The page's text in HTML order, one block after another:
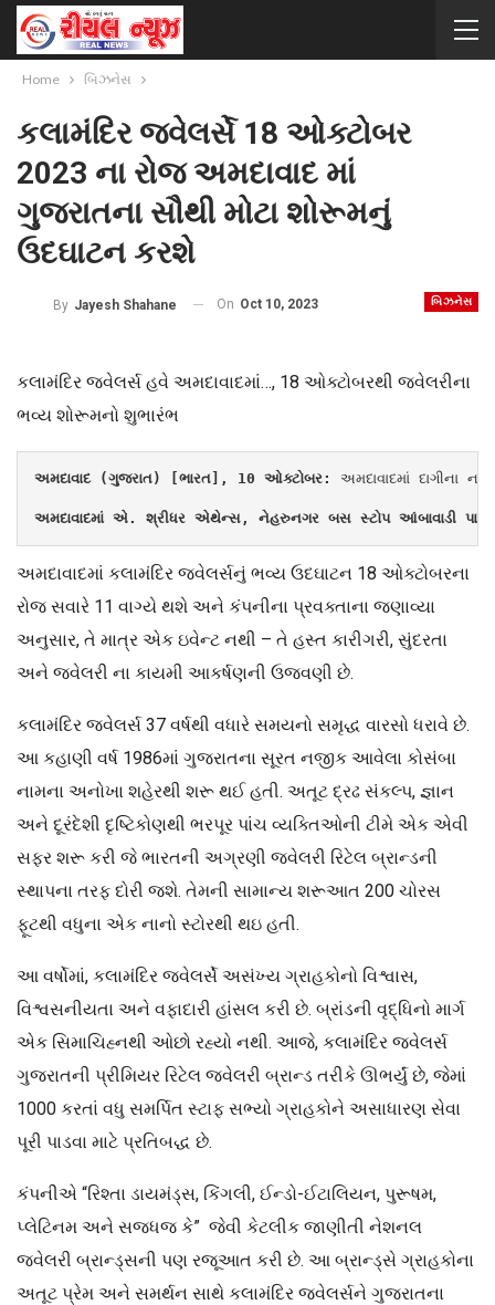
Home બિઝનેસ
કલામંદિર જ્વેલર્સે 18 ઓક્ટોબર
2023 ના રોજ અમદાવાદ માં
ગુજરાતના સૌથી મોટા શોરૂમનું
ઉદઘાટન કરશે
બિઝનેસ
By Jayesh Shahane On Oct 10, 2023
કલામંદિર જ્વેલર્સ હવે અમદાવાદમાં…, 18 ઓક્ટોબરથી જ્વેલરીના
ભવ્ય શોરૂમનો શુભારંભ
અમદાવાદ (ગુજરાત) [ભારત], 10 ઓક્ટોબર: અમદાવાદમાં
અમદાવાદમાં એ. શ્રીધર એથેન્સ, નેહરુનગર બસ સ્ટોપ આંબાવાડી
અમદાવાદમાં કલામંદિર જ્વેલર્સનું ભવ્ય ઉદઘાટન 18 ઓક્ટોબરના
રોજ સવારે 11 વાગ્યે થશે અને કંપનીના પ્રવક્તાના જણાવ્યા
અનુસાર, તે માત્ર એક ઇવેન્ટ નથી – તે હસ્ત કારીગરી, સુંદરતા
અને જ્વેલરી ના કાયમી આકર્ષણની ઉજવણી છે.
કલામંદિર જ્વેલર્સ 37 વર્ષથી વધારે સમયનો સમૃદ્ધ વારસો ધરાવે છે.
આ કહાણી વર્ષ 1986માં ગુજરાતના સૂરત નજીક આવેલા કોસંબા
નામના અનોખા શહેરથી શરૂ થઈ હતી. અતૂટ દ્રઢ સંકલ્પ, જ્ઞાન
અને દૂરંદેશી દૃષ્ટિકોણથી ભરપૂર પાંચ વ્યક્તિઓની ટીમે એક એવી
સફર શરૂ કરી જે ભારતની અગ્રણી જ્વેલરી રિટેલ બ્રાન્ડની
સ્થાપના તરફ દોરી જશે. તેમની સામાન્ય શરૂઆત 200 ચોરસ
ફૂટથી વધુના એક નાનો સ્ટોરથી થઇ હતી.
આ વર્ષોમાં, કલામંદિર જ્વેલર્સે અસંખ્ય ગ્રાહકોનો વિશ્વાસ,
વિશ્વસનીયતા અને વફાદારી હાંસલ કરી છે. બ્રાંડની વૃદ્ધિનો માર્ગ
એક સિમાચિહ્નથી ઓછો રહ્યો નથી. આજે, કલામંદિર જ્વેલર્સ
ગુજરાતની પ્રીમિયર રિટેલ જ્વેલરી બ્રાન્ડ તરીકે ઊભર્યું છે, જેમાં
1000 કરતાં વધુ સમર્પિત સ્ટાફ સભ્યો ગ્રાહકોને અસાધારણ સેવા
પૂરી પાડવા માટે પ્રતિબદ્ધ છે.
કંપનીએ “રિશ્તા ડાયમંડ્સ, કિંગલી, ઈન્ડો-ઈટાલિયન, પુરૂષમ,
પ્લેટિનમ અને સજધજ કે” જેવી કેટલીક જાણીતી નેશનલ
જ્વેલરી બ્રાન્ડ્સની પણ રજૂઆત કરી છે. આ બ્રાન્ડ્સે ગ્રાહકોના
અતૂટ પ્રેમ અને સમર્થન સાથે કલામંદિર જ્વેલર્સને ગુજરાતના